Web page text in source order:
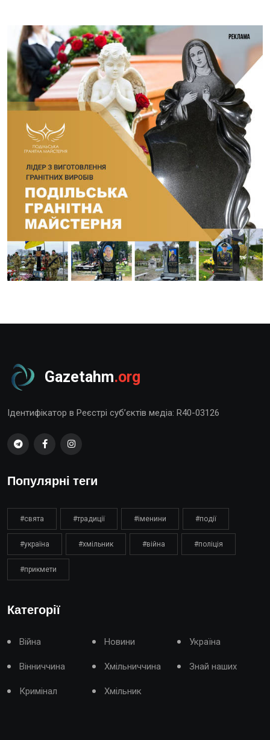
Gazetahm.org
Ідентифікатор в Реєстрі суб’єктів медіа: R40-03126
Популярні теги
#свята #традиції #іменини #події
#україна #хмільник #війна #поліція
#прикмети
Категорії
Війна Новини Україна
Вінниччина Хмільниччина Знай наших
Кримінал Хмільник